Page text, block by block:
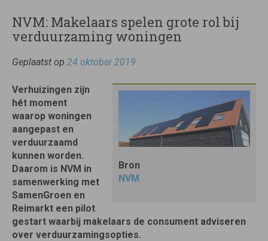
NVM: Makelaars spelen grote rol bij
verduurzaming woningen
Geplaatst op 24 oktober 2019
Bron
NVM
Verhuizingen zijn
hét moment
waarop woningen
aangepast en
verduurzaamd
kunnen worden.
Daarom is NVM in
samenwerking met
SamenGroen en
Reimarkt een pilot
gestart waarbij makelaars de consument adviseren
over verduurzamingsopties.